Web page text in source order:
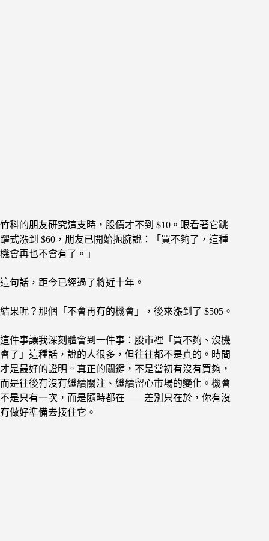
竹科的朋友研究這支時，股價才不到 $10。眼看著它跳
躍式漲到 $60，朋友已開始扼腕說：「買不夠了，這種
機會再也不會有了。」
這句話，距今已經過了將近十年。
結果呢？那個「不會再有的機會」，後來漲到了 $505。
這件事讓我深刻體會到一件事：股市裡「買不夠、沒機
會了」這種話，說的人很多，但往往都不是真的。時間
才是最好的證明。真正的關鍵，不是當初有沒有買夠，
而是往後有沒有繼續關注、繼續留心市場的變化。機會
不是只有一次，而是隨時都在——差別只在於，你有沒
有做好準備去接住它。